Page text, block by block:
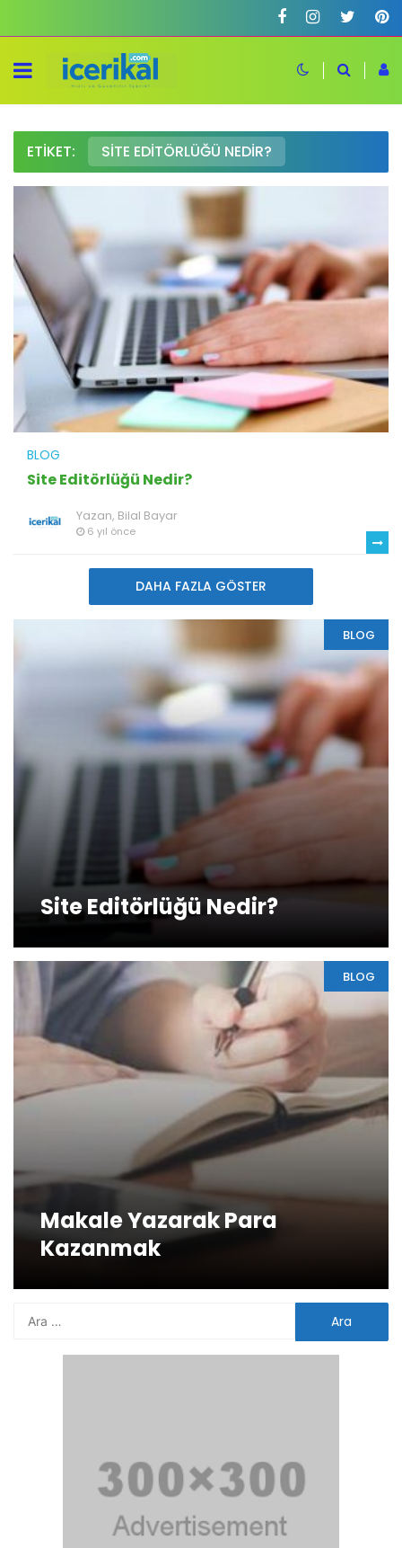
ETIKET: SITE EDITÖRLÜĞÜ NEDIR?
BLOG
Site Editörlüğü Nedir?
Yazan, Bilal Bayar
6 yıl önce
DAHA FAZLA GÖSTER
BLOG
Site Editörlüğü Nedir?
BLOG
Makale Yazarak Para
Kazanmak